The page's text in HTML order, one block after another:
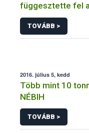
függesztette fel
cukrászüzem
TOVÁBB >
2016. július 5, kedd
Több mint 10
NÉBIH
TOVÁBB >